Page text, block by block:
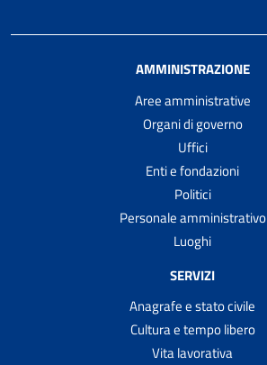
AMMINISTRAZIONE
Aree amministrative
Organi di governo
Uffici
Enti e fondazioni
Politici
Personale amministrativo
Luoghi
SERVIZI
Anagrafe e stato civile
Cultura e tempo libero
Vita lavorativa